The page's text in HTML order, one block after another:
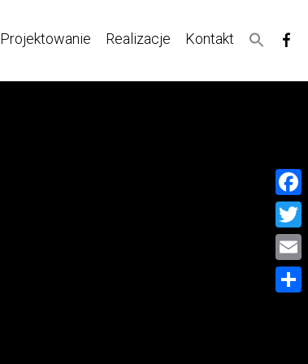
Projektowanie Realizacje Kontakt
Email